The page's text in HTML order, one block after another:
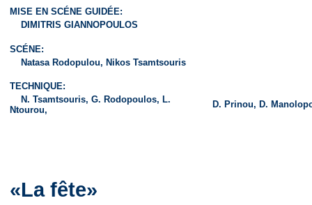
MISE EN SCÉNE GUIDÉE:
DIMITRIS GIANNOPOULOS
SCÉNE:
Natasa Rodopulou, Nikos Tsamtsouris
TECHNIQUE:
N. Tsamtsouris, G. Rodopoulos, L.
Ntourou,
D. Prinou, D.
«La fête»